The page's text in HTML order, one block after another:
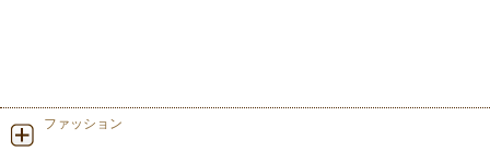
ファッション